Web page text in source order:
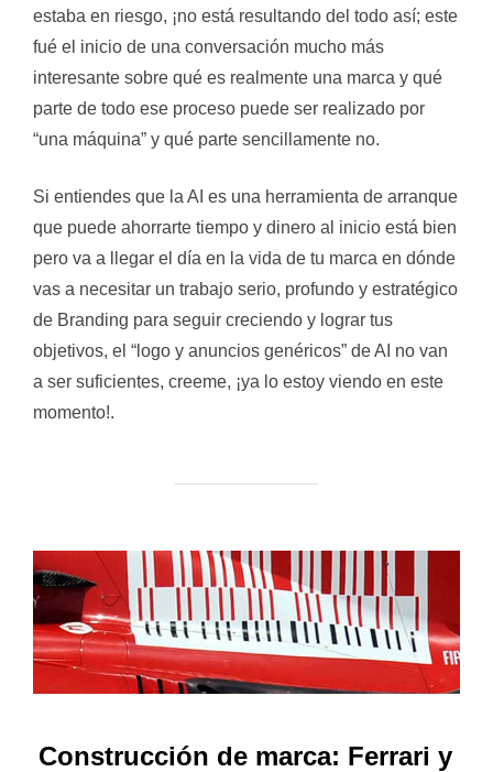
estaba en riesgo, ¡no está resultando del todo así; este
fué el inicio de una conversación mucho más
interesante sobre qué es realmente una marca y qué
parte de todo ese proceso puede ser realizado por
“una máquina” y qué parte sencillamente no.
Si entiendes que la AI es una herramienta de arranque
que puede ahorrarte tiempo y dinero al inicio está bien
pero va a llegar el día en la vida de tu marca en dónde
vas a necesitar un trabajo serio, profundo y estratégico
de Branding para seguir creciendo y lograr tus
objetivos, el “logo y anuncios genéricos” de AI no van
a ser suficientes, creeme, ¡ya lo estoy viendo en este
momento!.
Construcción de marca: Ferrari y